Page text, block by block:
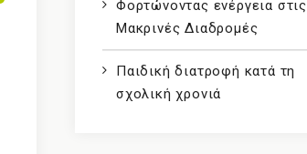
Φορτώνοντας ενέργεια στις
Μακρινές Διαδρομές
Παιδική διατροφή κατά τη
σχολική χρονιά